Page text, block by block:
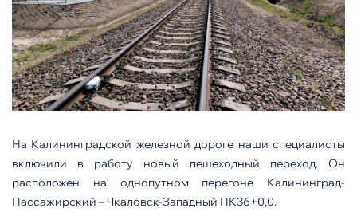
На Калининградской железной дороге наши специалисты
включили в работу новый пешеходный переход. Он
расположен на однопутном перегоне Калининград-
Пассажирский – Чкаловск-Западный ПК36+0,0.